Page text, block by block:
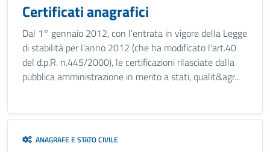
Certificati anagrafici
Dal 1° gennaio 2012, con l’entrata in vigore della Legge
di stabilità per l’anno 2012 (che ha modificato l'art.40
del d.p.R. n.445/2000), le certificazioni rilasciate dalla
pubblica amministrazione in merito a stati, qualit&agr...
ANAGRAFE E STATO CIVILE